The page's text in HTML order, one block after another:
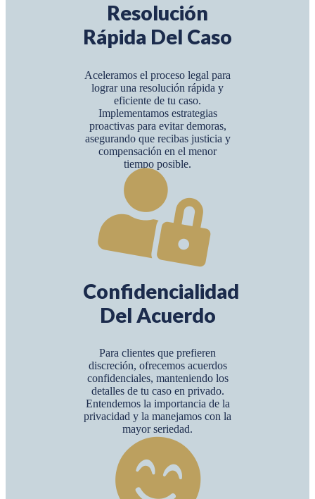
Resolución
Rápida Del Caso
Aceleramos el proceso legal para
lograr una resolución rápida y
eficiente de tu caso.
Implementamos estrategias
proactivas para evitar demoras,
asegurando que recibas justicia y
compensación en el menor
tiempo posible.
Confidencialidad
Del Acuerdo
Para clientes que prefieren
discreción, ofrecemos acuerdos
confidenciales, manteniendo los
detalles de tu caso en privado.
Entendemos la importancia de la
privacidad y la manejamos con la
mayor seriedad.